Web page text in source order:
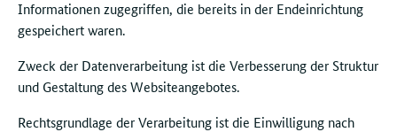
Informationen zugegriffen, die bereits in der Endeinrichtung
gespeichert waren.
Zweck der Datenverarbeitung ist die Verbesserung der Struktur
und Gestaltung des Websiteangebotes.
Rechtsgrundlage der Verarbeitung ist die Einwilligung nach